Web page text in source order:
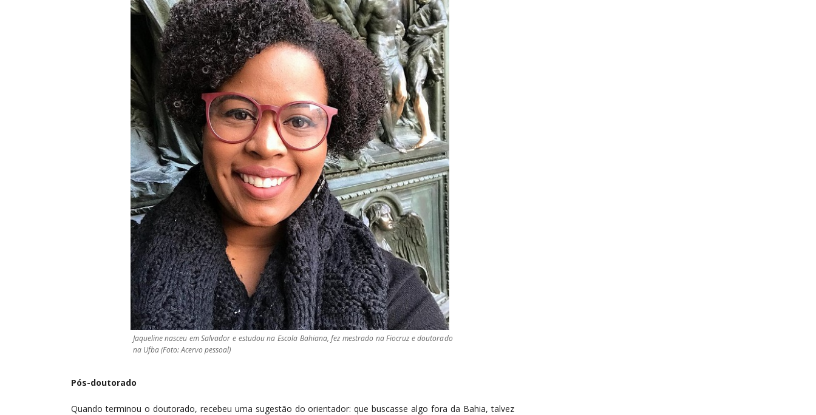
Jaqueline nasceu em Salvador e estudou na Escola Bahiana, fez mestrado na Fiocruz e doutorado
na Ufba (Foto: Acervo pessoal)
Pós-doutorado
Quando terminou o doutorado, recebeu uma sugestão do orientador: que buscasse algo fora da Bahia, talvez